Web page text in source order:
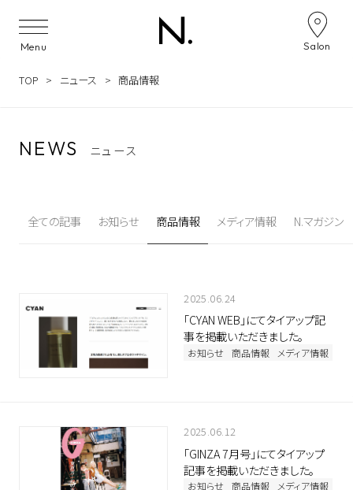
Menu Salon
TOP ニュース 商品情報
NEWS ニュース
全ての記事 お知らせ 商品情報 メディア情報 N.マガジン
2025.06.24
「CYAN WEB」にてタイアップ記
事を掲載いただきました。
お知らせ 商品情報 メディア情報
2025.06.12
「GINZA 7月号」にてタイアップ
記事を掲載いただきました。
お知らせ 商品情報 メディア情報
投稿ナビゲーション